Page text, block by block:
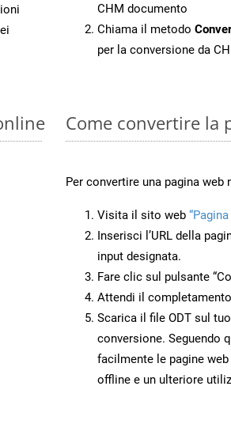
CHM documento
Chiama il metodo
per la conversione da
Come convertire la
Per convertire una pagina web
Visita il sito web
Inserisci l’URL della
input designata.
Fare clic sul pulsante
Attendi il
Scarica il file ODT sul
conversione. Seguendo
facilmente le pagine
offline e un ulteriore